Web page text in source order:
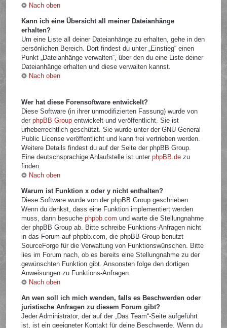
Nach oben
Kann ich eine Übersicht all meiner Dateianhänge
erhalten?
Um eine Liste all deiner Dateianhänge zu erhalten, gehe in den
persönlichen Bereich. Dort findest du unter „Einstieg“ einen
Punkt „Dateianhänge verwalten“, über den du eine Liste deiner
Dateianhänge erhalten und diese verwalten kannst.
Nach oben
Wer hat diese Forensoftware entwickelt?
Diese Software (in ihrer unmodifizierten Fassung) wurde von
derphpBB Group entwickelt und veröffentlicht. Sie ist
urheberrechtlich geschützt. Sie wurde unter der GNU General
Public License veröffentlicht und kann frei vertrieben werden.
Weitere Details findest du auf der Seite der phpBB Group.
Eine deutschsprachige Anlaufstelle ist unterphpBB.de zu
finden.
Nach oben
Warum ist Funktion x oder y nicht enthalten?
Diese Software wurde von der phpBB Group geschrieben.
Wenn du denkst, dass eine Funktion implementiert werden
muss, dann besuchephpbb.com und warte die Stellungnahme
der phpBB Group ab. Bitte schreibe Funktions-Anfragen nicht
in das Forum auf phpbb.com, die phpBB Group benutzt
SourceForge für die Verwaltung von Funktionswünschen. Bitte
lies im Forum nach, ob es bereits eine Stellungnahme zu der
gewünschten Funktion gibt. Ansonsten folge den dortigen
Anweisungen zu Funktions-Anfragen.
Nach oben
An wen soll ich mich wenden, falls es Beschwerden oder
juristische Anfragen zu diesem Forum gibt?
Jeder Administrator, der auf der „Das Team“-Seite aufgeführt
ist, ist ein geeigneter Kontakt für deine Beschwerde. Wenn du